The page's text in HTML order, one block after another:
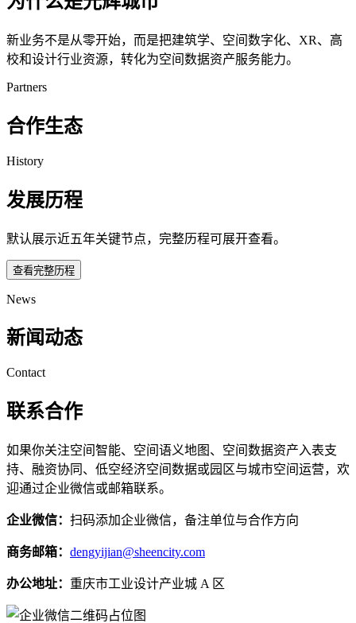
新业务不是从零开始，而是把建筑学、空间数字化、XR、高
校和设计行业资源，转化为空间数据资产服务能力。
Partners
合作生态
History
发展历程
默认展示近五年关键节点，完整历程可展开查看。
查看完整历程
News
新闻动态
Contact
联系合作
如果你关注空间智能、空间语义地图、空间数据资产入表支
持、融资协同、低空经济空间数据或园区与城市空间运营，欢
迎通过企业微信或邮箱联系。
企业微信： 扫码添加企业微信，备注单位与合作方向
商务邮箱： dengyijian@sheencity.com
办公地址： 重庆市工业设计产业城 A 区